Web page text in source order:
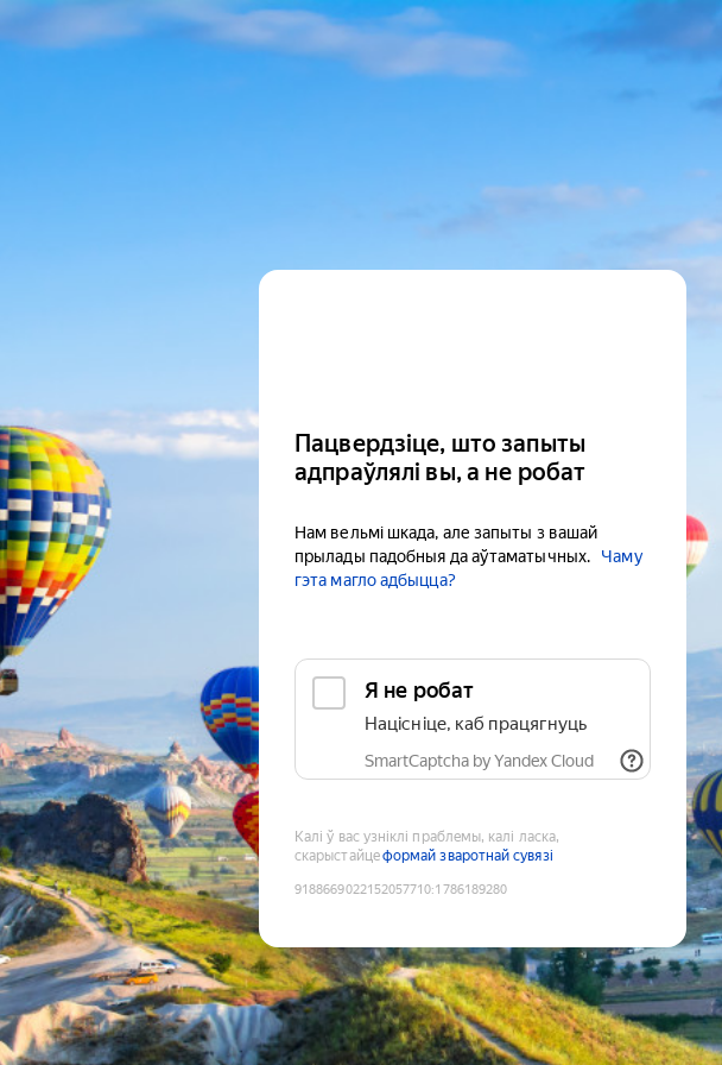
Пацвердзіце, што запыты
адпраўлялі вы, а не робат
Нам вельмі шкада, але запыты з вашай
прылады падобныя да аўтаматычных.
Чаму
гэта магло адбыцца?
Я не робат
Націсніце, каб працягнуць
SmartCaptcha by Yandex Cloud
Калі ў вас узніклі праблемы, калі ласка,
скарыстайцеформай зваротнай сувязі
9188669022152057710:1786189280